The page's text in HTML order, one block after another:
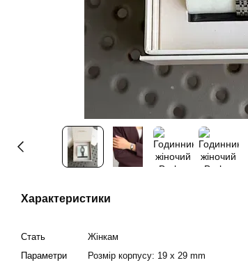
Характеристики
Стать
Жінкам
Параметри
Розмір корпусу: 19 x 29 mm